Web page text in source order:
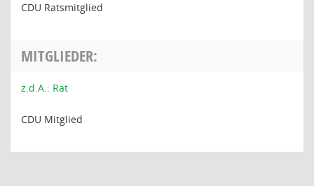
CDU Ratsmitglied
MITGLIEDER:
z.d.A.: Rat
CDU Mitglied